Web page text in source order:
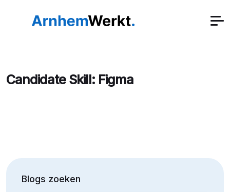
Candidate Skill: Figma
Blogs zoeken